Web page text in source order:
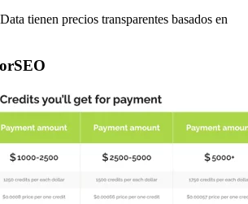
tienen precios transparentes basados en